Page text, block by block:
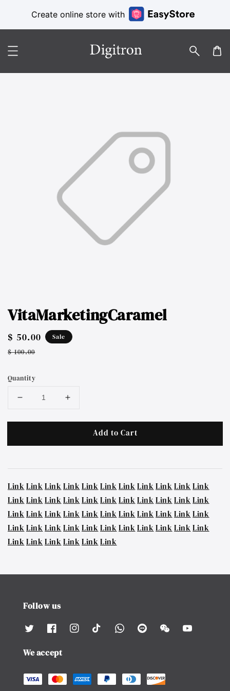
Create online store with
VitaMarketingCaramel
Sale
price
$ 50.00
Regular
$ 100.00
Sale
Quantity
Add to Cart
LinkLinkLinkLinkLinkLinkLinkLinkLinkLinkLink
LinkLinkLinkLinkLinkLinkLinkLinkLinkLinkLink
LinkLinkLinkLinkLinkLinkLinkLinkLinkLinkLink
LinkLinkLinkLinkLinkLinkLinkLinkLinkLinkLink
LinkLinkLinkLinkLinkLink
Follow us
We accept